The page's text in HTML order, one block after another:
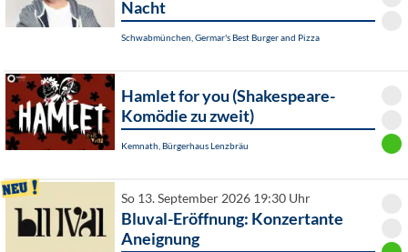
Nacht
Schwabmünchen, Germar's Best Burger and Pizza
Hamlet for you (Shakespeare-
Komödie zu zweit)
Kemnath, Bürgerhaus Lenzbräu
So 13. September 2026 19:30 Uhr
Bluval-Eröffnung: Konzertante
Aneignung